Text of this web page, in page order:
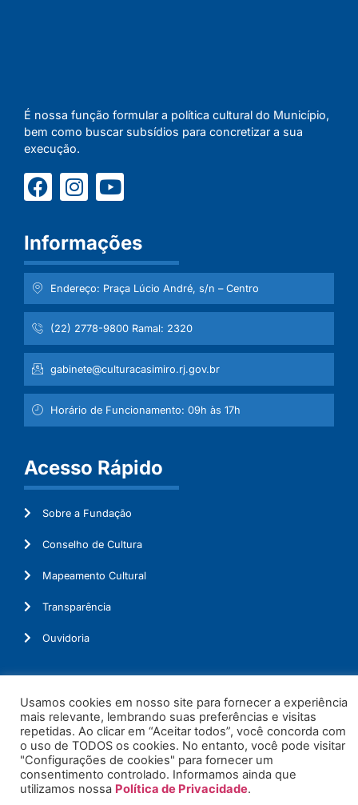
É nossa função formular a política cultural do Município,
bem como buscar subsídios para concretizar a sua
execução.
Informações
Endereço: Praça Lúcio André, s/n – Centro
(22) 2778-9800 Ramal: 2320
gabinete@culturacasimiro.rj.gov.br
Horário de Funcionamento: 09h às 17h
Acesso Rápido
Sobre a Fundação
Conselho de Cultura
Mapeamento Cultural
Transparência
Ouvidoria
© 2026. Todos os Direitos Reservados.
Usamos cookies em nosso site para fornecer a experiência
mais relevante, lembrando suas preferências e visitas
repetidas. Ao clicar em “Aceitar todos”, você concorda com
o uso de TODOS os cookies. No entanto, você pode visitar
"Configurações de cookies" para fornecer um
consentimento controlado. Informamos ainda que
utilizamos nossa Política de Privacidade.